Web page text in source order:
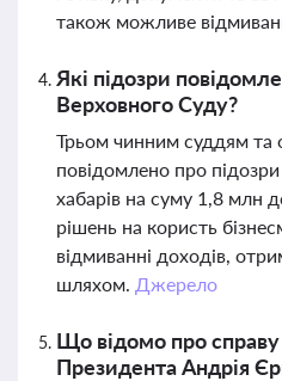
також можливе
Які підозри
Верховного Суду?
Трьом чинним суддям та
повідомлено про
хабарів на суму 1,8 млн
рішень на користь
відмиванні доходів,
шляхом. Джерело
Що відомо про
Президента Андрія